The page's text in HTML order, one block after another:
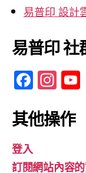
易普印 設計
易普印 社
F
a
c
b
In
st
a
gr
a
其他操作
登入
訂閱網站內容